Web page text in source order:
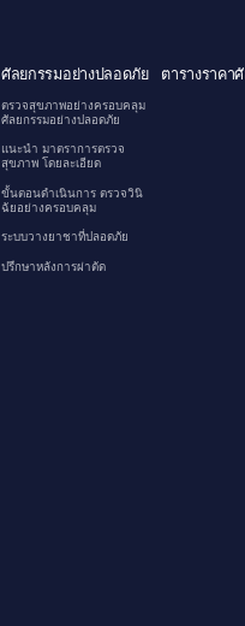
ศัลยกรรมอย่างปลอดภัย
ตรวจสุขภาพอย่างครอบคลุม
ศัลยกรรมอย่างปลอดภัย
แนะนำ มาตราการตรวจ
สุขภาพ โดยละเอียด
ขั้นตอนดำเนินการ ตรวจวินิ
ฉัยอย่างครอบคลุม
ระบบวางยาชาที่ปลอดภัย
ปรึกษาหลังการผ่าตัด
ตารางราคา